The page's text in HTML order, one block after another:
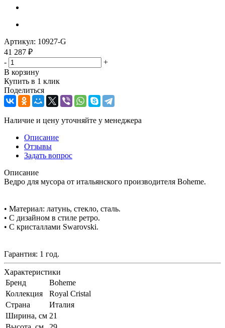
Артикул: 10927-G
41 287 ₽
-
+
В корзину
Купить в 1 клик
Поделиться
Наличие и цену уточняйте у менеджера
Описание
Отзывы
Задать вопрос
Описание
Ведро для мусора от итальянского производителя Boheme.
• Материал: латунь, стекло, сталь.
• С дизайном в стиле ретро.
• С кристаллами Swarovski.
Гарантия: 1 год.
Характеристики
Бренд
Boheme
Коллекция
Royal Cristal
Страна
Италия
Ширина, см 21